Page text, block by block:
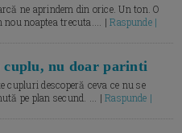
ne aprindem din orice. Un ton. O
nou noaptea trecuta.... |Raspunde |
cuplu, nu doar parinti
cupluri descoperă ceva ce nu se
pe plan secund. ... |Raspunde |